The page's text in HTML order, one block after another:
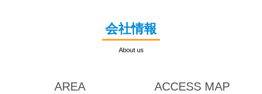
会社情報
About us
AREA ACCESS MAP